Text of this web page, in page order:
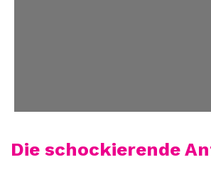
Die schockierende